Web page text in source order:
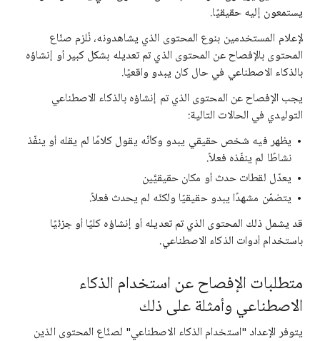
يستمعون إليه حقيقيًا.
لإعلام المستخدمين بنوع المحتوى الذي يشاهدونه، نُلزم صنّاع
المحتوى بالإفصاح عن المحتوى الذي تم تعديله بشكل كبير أو إنشاؤه
بالذكاء الاصطناعي في حال كان يبدو واقعيًا.
يجب الإفصاح عن المحتوى الذي تم إنشاؤه بالذكاء الاصطناعي
التوليدي في الحالات التالية:
يظهر فيه شخص حقيقي يبدو وكأنّه يقول كلامًا لم يقله أو ينفّذ
نشاطًا لم ينفّذه فعلاً.
يعدّل لقطات حدث أو مكان حقيقيَّين
يتضمّن مشهدًا يبدو حقيقيًا ولكنّه لم يحدث فعلاً.
قد يشمل ذلك المحتوى الذي تم تعديله أو إنشاؤه كليًا أو جزئيًا
باستخدام أدوات الذكاء الاصطناعي.
متطلبات الإفصاح عن استخدام الذكاء
الاصطناعي وأمثلة على ذلك
يتوفر الإعداد "استخدام الذكاء الاصطناعي" لصنّاع المحتوى الذين